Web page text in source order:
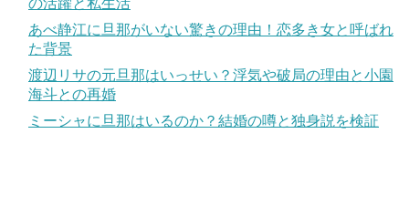
あべ静江に旦那がいない驚きの理由！恋多き女と呼ばれ
た背景
渡辺リサの元旦那はいっせい？浮気や破局の理由と小園
海斗との再婚
ミーシャに旦那はいるのか？結婚の噂と独身説を検証